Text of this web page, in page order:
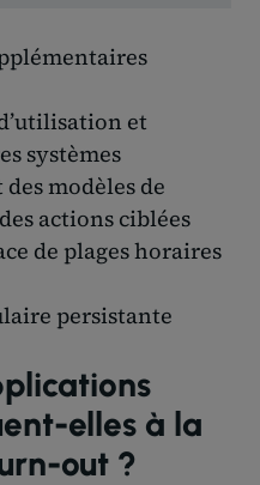
et
systèmes
modèles de
actions ciblées
de plages horaires
persistante
elles à la
out ?